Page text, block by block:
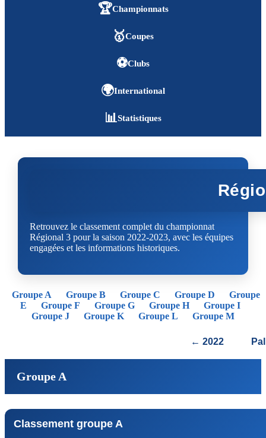
🏆Championnats
🥇Coupes
⚽Clubs
🌍International
📊Statistiques
Retrouvez le classement complet du championnat
Régional 3 pour la saison 2022-2023, avec les équipes
engagées et les informations historiques.
Groupe A Groupe B Groupe C Groupe D
Groupe
E
Groupe F Groupe G Groupe H
Groupe I
Groupe J
Groupe K Groupe L Groupe M
← 2022
Groupe A
Classement groupe A